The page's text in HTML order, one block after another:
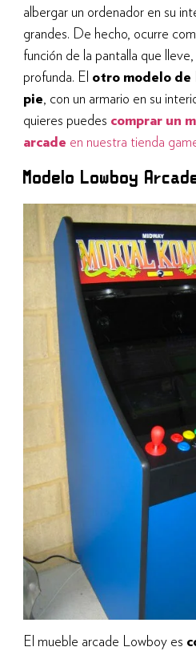
albergar un ordenador en su
grandes. De hecho, ocurre
función de la pantalla que
profunda. El otro modelo de
pie, con un armario en su
quieres puedes comprar un
arcade en nuestra tienda
Modelo Lowboy
El mueble arcade Lowboy es